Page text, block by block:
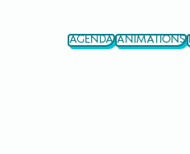
AGENDA ANIMATIONS